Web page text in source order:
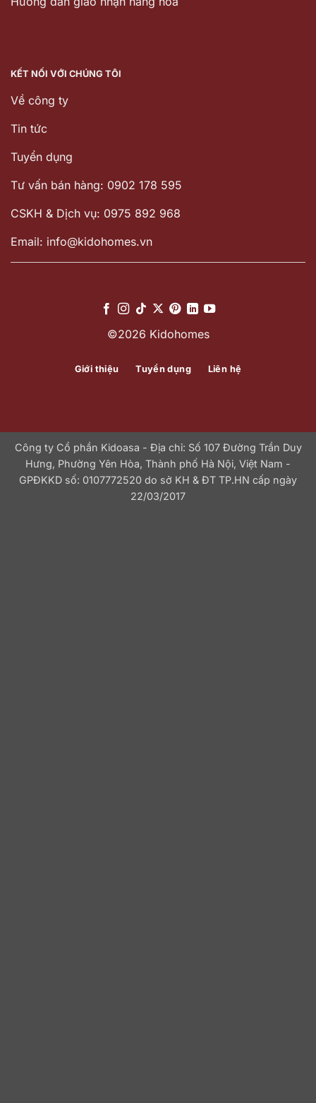
KẾT NỐI VỚI CHÚNG TÔI
Về công ty
Tin tức
Tuyển dụng
Tư vấn bán hàng: 0902 178 595
CSKH & Dịch vụ: 0975 892 968
Email: info@kidohomes.vn
©2026 Kidohomes
Giới thiệu Tuyển dụng Liên hệ
Công ty Cổ phần Kidoasa - Địa chỉ: Số 107 Đường Trần Duy
Hưng, Phường Yên Hòa, Thành phố Hà Nội, Việt Nam -
GPĐKKD số: 0107772520 do sở KH & ĐT TP.HN cấp ngày
22/03/2017